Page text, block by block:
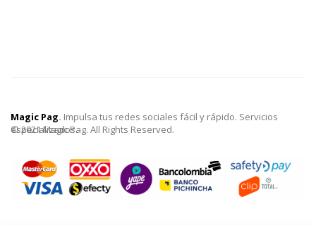
Magic Pag. Impulsa tus redes sociales fácil y rápido. Servicios
especializados.
© 2021 Magic Pag. All Rights Reserved.